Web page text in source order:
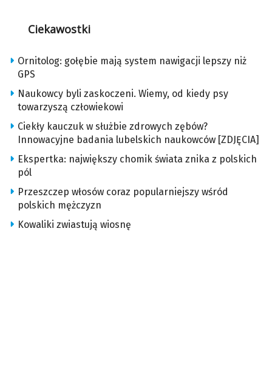
Ciekawostki
Ornitolog: gołębie mają system nawigacji lepszy niż
GPS
Naukowcy byli zaskoczeni. Wiemy, od kiedy psy
towarzyszą człowiekowi
Ciekły kauczuk w służbie zdrowych zębów?
Innowacyjne badania lubelskich naukowców [ZDJĘCIA]
Ekspertka: największy chomik świata znika z polskich
pól
Przeszczep włosów coraz popularniejszy wśród
polskich mężczyzn
Kowaliki zwiastują wiosnę